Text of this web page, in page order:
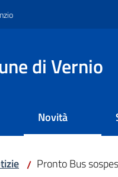
di Vernio
Novità
/ Pronto Bus